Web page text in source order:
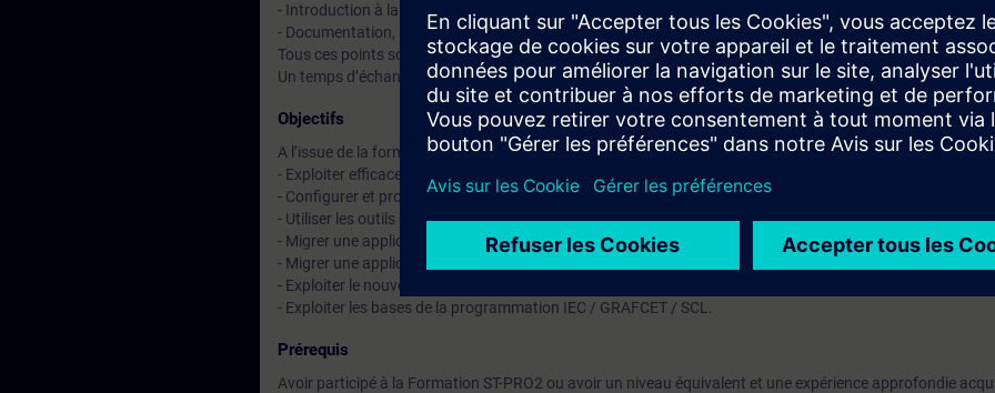
- Introduction à la programmation SCL
- Documentation, sauvegarde des projets
Tous ces points sont approfondis lors d’exercices pratiques sur banc pédagogique TIA.
Un temps d’échange avec le formateur est prévu à chaque séquence.
Objectifs
A l’issue de la formation, le stagiaire sera capable de :
- Exploiter efficacement la plateforme TIA Portal
- Configurer et programmer une configuration matérielle SIMATIC S7 avec TIA Portal
- Utiliser les outils de mise en service des composants TIA
- Migrer une application une application STEP7 Classic A TIA Portal
- Migrer une application S7-300/400 vers un S7-1500
- Exploiter le nouveau jeu d'instructions du S7-1500
- Exploiter les bases de la programmation IEC / GRAFCET / SCL.
Prérequis
Avoir participé à la Formation ST-PRO2 ou avoir un niveau équivalent et une expérience approfondie